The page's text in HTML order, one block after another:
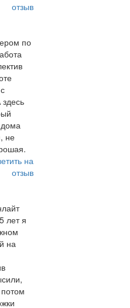
отзыв
по
дома
не
на
отзыв
лет я
на